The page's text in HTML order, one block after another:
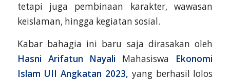
tetapi juga pembinaan karakter, wawasan
keislaman, hingga kegiatan sosial.
Kabar bahagia ini baru saja dirasakan oleh
Hasni Arifatun Nayali Mahasiswa Ekonomi
Islam UII Angkatan 2023, yang berhasil lolos